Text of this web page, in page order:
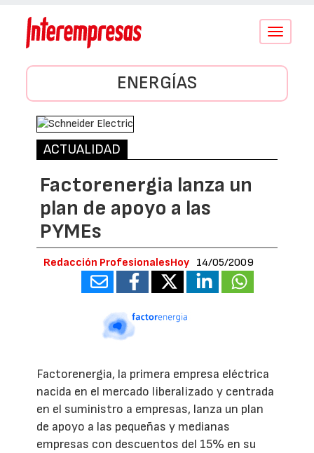
Conmutar
ENERGÍAS
ACTUALIDAD
Factorenergia lanza un
plan de apoyo a las
PYMEs
Redacción ProfesionalesHoy 14/05/2009
Factorenergia, la primera empresa eléctrica
nacida en el mercado liberalizado y centrada
en el suministro a empresas, lanza un plan
de apoyo a las pequeñas y medianas
empresas con descuentos del 15% en su